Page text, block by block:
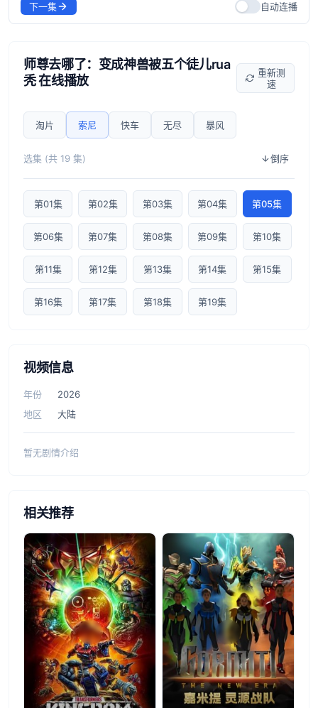
下一集
自动连播
师尊去哪了：变成神兽被五个徒儿rua
秃 在线播放
重新测
速
淘片 索尼 快车 无尽 暴风
选集 (共 19 集) 倒序
第01集 第02集 第03集 第04集 第05集
第06集 第07集 第08集 第09集 第10集
第11集 第12集 第13集 第14集 第15集
第16集 第17集 第18集 第19集
视频信息
年份
2026
地区
大陆
暂无剧情介绍
相关推荐